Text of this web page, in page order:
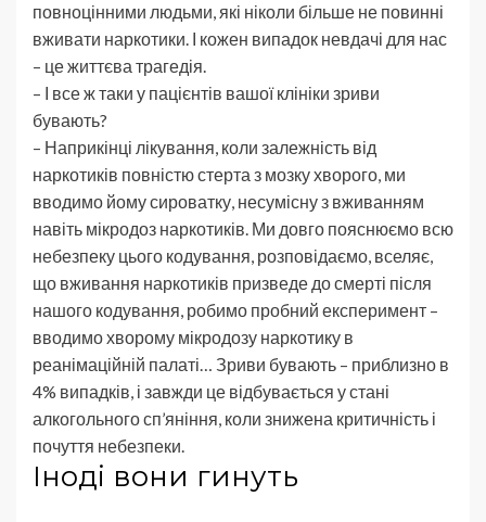
повноцінними людьми, які ніколи більше не повинні
вживати наркотики. І кожен випадок невдачі для нас
– це життєва трагедія.
– І все ж таки у пацієнтів вашої клініки зриви
бувають?
– Наприкінці лікування, коли залежність від
наркотиків повністю стерта з мозку хворого, ми
вводимо йому сироватку, несумісну з вживанням
навіть мікродоз наркотиків. Ми довго пояснюємо всю
небезпеку цього кодування, розповідаємо, вселяє,
що вживання наркотиків призведе до смерті після
нашого кодування, робимо пробний експеримент –
вводимо хворому мікродозу наркотику в
реанімаційній палаті… Зриви бувають – приблизно в
4% випадків, і завжди це відбувається у стані
алкогольного сп’яніння, коли знижена критичність і
почуття небезпеки.
Іноді вони гинуть